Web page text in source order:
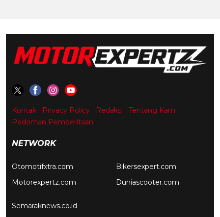
Kontak Privacy Policy Redaksi
Tentang Kami
Pedoman Pemberitaan
NETWORK
Otomotifxtra.com
Motorexpertz.com
Bikersexpert.com
Duniascooter.com
Semaraknews.co.id